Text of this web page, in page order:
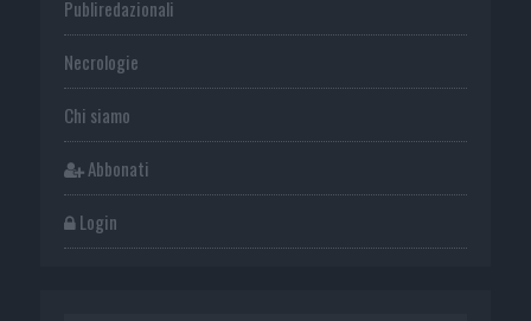
Publiredazionali
Necrologie
Chi siamo
Abbonati
Login